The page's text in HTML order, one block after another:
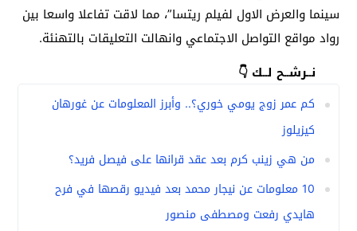
سينما والعرض الاول لفيلم ريتسا”، مما لاقت تفاعلا واسعا بين
رواد مواقع التواصل الاجتماعي وانهالت التعليقات بالتهنئة.
نــرشــح لــك 👇
كم عمر زوج يومي خوري؟.. وأبرز المعلومات عن غورهان
كيزيلوز
من هي زينب كرم بعد عقد قرانها على فيصل فريد؟
10 معلومات عن نيجار محمد بعد فيديو رقصها في فرح
هايدي رفعت ومصطفى منصور